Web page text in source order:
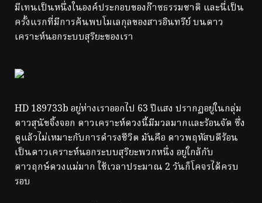
มีเทนเป็นหนึ่งในองค์ประกอบของก๊าซธรรมชาติ และนี่เป็น
ครั้งแรกที่มีการค้นพบโมเลกุลของสารอินทรีย์ บนดาว
เคราะห์นอกระบบสุริยะของเรา
HD 189733b อยู่ห่างเราออกไป 63 ปีแสง ปรากฏอยู่ในกลุ่ม
ดาวสุนัขจิ้งจอก ดาวเคราะห์ดวงนี้มีมวลมากและร้อนจัด ซึ่ง
ดูแล้วไม่เหมาะกับการดำรงชีวิต มันคือ ดาวพฤหัสบดีร้อน
เป็นดาวเคราะห์นอกระบบสุริยะพวกหนึ่ง อยู่ใกล้กับ
ดาวฤกษ์ดวงแม่มาก ใช้เวลาประมาณ 2 วันก็โคจรได้ครบ
รอบ